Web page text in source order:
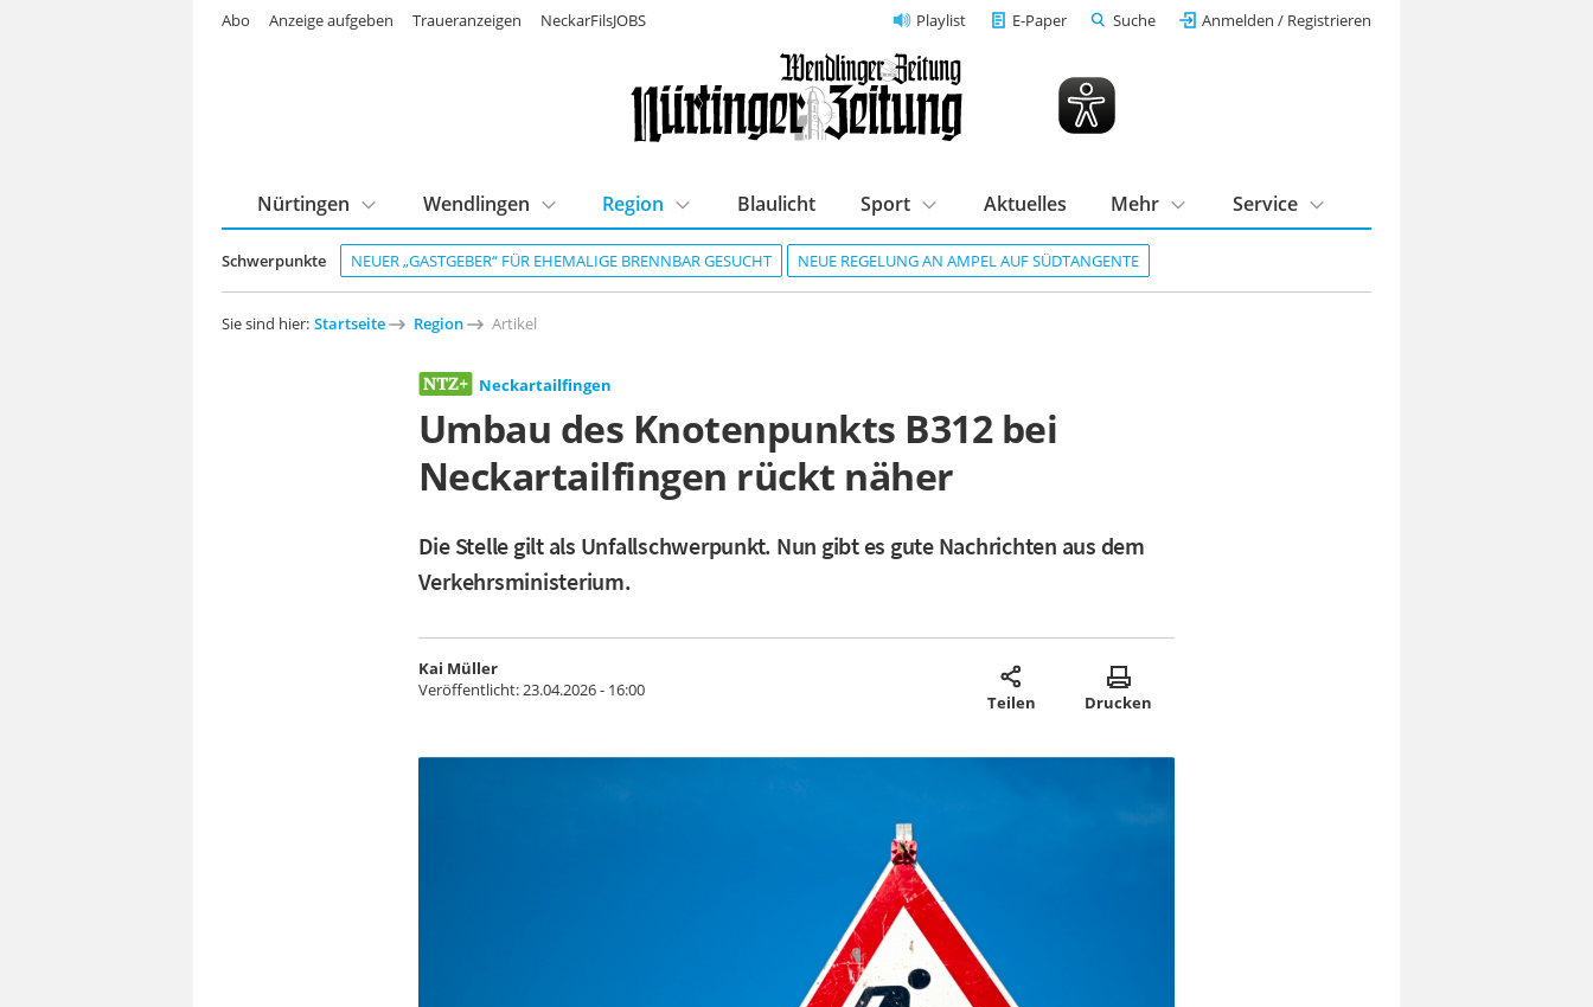
Playlist E-Paper Suche Anmelden / Registrieren
Schwerpunkte NEUER „GASTGEBER“ FÜR EHEMALIGE BRENNBAR GESUCHT NEUE REGELUNG AN AMPEL AUF SÜDTANGENTE
Nürtingen Wendlingen Region Blaulicht Sport Aktuelles Mehr Service
Abo Anzeige aufgeben Traueranzeigen NeckarFilsJOBS
Sie sind hier: Startseite Region Artikel
Neckartailfingen
Umbau des Knotenpunkts B312 bei
Neckartailfingen rückt näher
Die Stelle gilt als Unfallschwerpunkt. Nun gibt es gute Nachrichten aus dem
Verkehrsministerium.
Kai Müller
Veröffentlicht:23.04.2026 - 16:00
Teilen Drucken